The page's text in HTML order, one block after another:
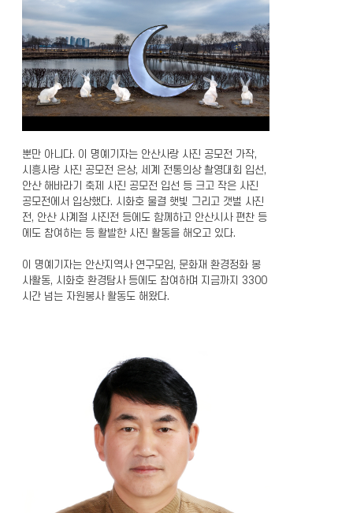
뿐만 아니다. 이 명예기자는 안산사랑 사진 공모전 가작,
시흥사랑 사진 공모전 은상, 세계 전통의상 촬영대회 입선,
안산 해바라기 축제 사진 공모전 입선 등 크고 작은 사진
공모전에서 입상했다. 시화호 물결 햇빛 그리고 갯벌 사진
전, 안산 사계절 사진전 등에도 함께하고 안산시사 편찬 등
에도 참여하는 등 활발한 사진 활동을 해오고 있다.
이 명예기자는 안산지역사 연구모임, 문화재 환경정화 봉
사활동, 시화호 환경탐사 등에도 참여하며 지금까지 3300
시간 넘는 자원봉사 활동도 해왔다.